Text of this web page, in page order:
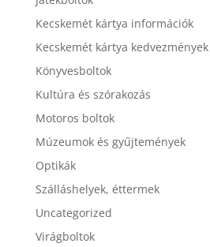
Kecskemét kártya információk
Kecskemét kártya kedvezmények
Könyvesboltok
Kultúra és szórakozás
Motoros boltok
Múzeumok és gyűjtemények
Optikák
Szálláshelyek, éttermek
Uncategorized
Virágboltok